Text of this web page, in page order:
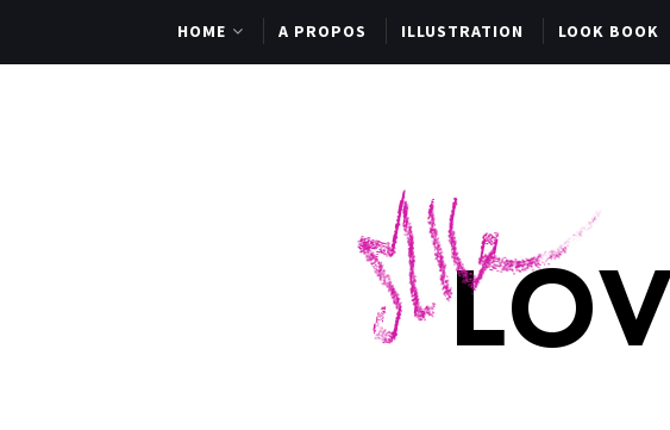
HOME A PROPOS ILLUSTRATION LOOK BOOK